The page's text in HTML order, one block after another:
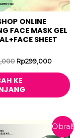
ONLINE
FACE MASK GEL
SHEET
Harga
adalah:
Rp2,500,000.
Rp299,000Harga
adalah:
KE
Obral!